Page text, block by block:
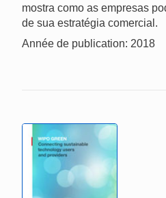
mostra como as empresas
de sua estratégia comercial.
Année de publication: 2018